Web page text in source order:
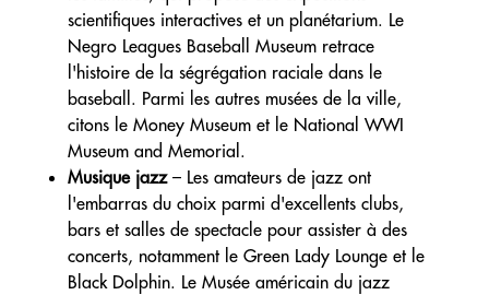
scientifiques interactives et un planétarium. Le
Negro Leagues Baseball Museum retrace
l'histoire de la ségrégation raciale dans le
baseball. Parmi les autres musées de la ville,
citons le Money Museum et le National WWI
Museum and Memorial.
Musique jazz– Les amateurs de jazz ont
l'embarras du choix parmi d'excellents clubs,
bars et salles de spectacle pour assister à des
concerts, notamment le Green Lady Lounge et le
Black Dolphin. Le Musée américain du jazz